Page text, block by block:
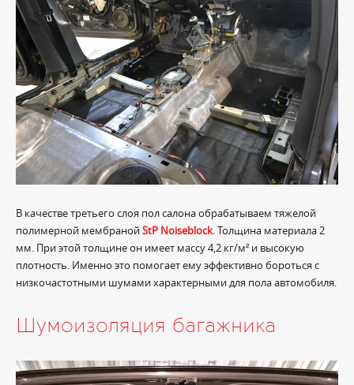
В качестве третьего слоя пол салона обрабатываем тяжелой
полимерной мембранойStP Noiseblock . Толщина материала 2
мм. При этой толщине он имеет массу 4,2 кг/м² и высокую
плотность. Именно это помогает ему эффективно бороться с
низкочастотными шумами характерными для пола автомобиля.
Шумоизоляция багажника